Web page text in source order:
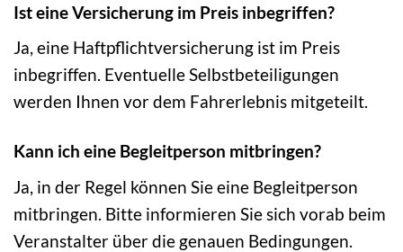
Ist eine Versicherung im Preis inbegriffen?
Ja, eine Haftpflichtversicherung ist im Preis
inbegriffen. Eventuelle Selbstbeteiligungen
werden Ihnen vor dem Fahrerlebnis mitgeteilt.
Kann ich eine Begleitperson mitbringen?
Ja, in der Regel können Sie eine Begleitperson
mitbringen. Bitte informieren Sie sich vorab beim
Veranstalter über die genauen Bedingungen.